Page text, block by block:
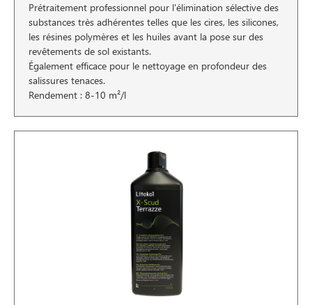
Prétraitement professionnel pour l'élimination sélective des
substances très adhérentes telles que les cires, les silicones,
les résines polymères et les huiles avant la pose sur des
revêtements de sol existants.
Également efficace pour le nettoyage en profondeur des
salissures tenaces.
Rendement : 8-10 m²/l